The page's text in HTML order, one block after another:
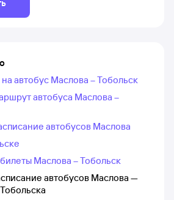
автобус Маслова – Тобольск
автобуса Маслова –
автобусов Маслова
Маслова – Тобольск
автобусов Маслова —